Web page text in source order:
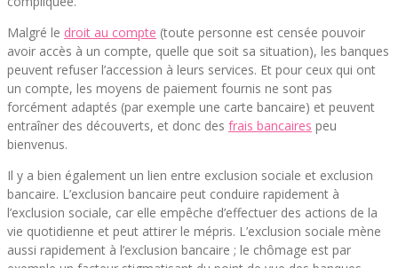
Malgré le droit au compte (toute personne est censée pouvoir
avoir accès à un compte, quelle que soit sa situation), les banques
peuvent refuser l’accession à leurs services. Et pour ceux qui ont
un compte, les moyens de paiement fournis ne sont pas
forcément adaptés (par exemple une carte bancaire) et peuvent
entraîner des découverts, et donc des frais bancaires peu
bienvenus.
Il y a bien également un lien entre exclusion sociale et exclusion
bancaire. L’exclusion bancaire peut conduire rapidement à
l’exclusion sociale, car elle empêche d’effectuer des actions de la
vie quotidienne et peut attirer le mépris. L’exclusion sociale mène
aussi rapidement à l’exclusion bancaire ; le chômage est par